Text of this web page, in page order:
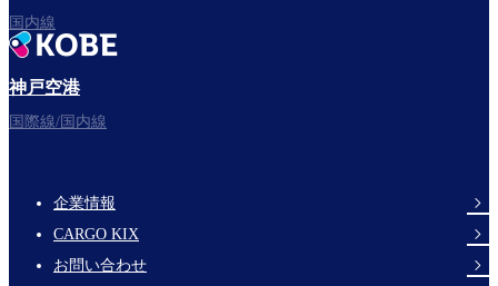
国内線
神戸空港
国際線/国内線
Footer
Links
企業情報
CARGO KIX
お問い合わせ